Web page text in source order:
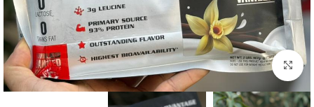
برای بزرگنمایی کلیک کنید